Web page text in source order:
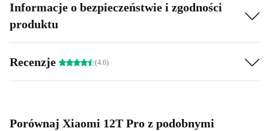
Informacje o bezpieczeństwie i zgodności
produktu
Recenzje (4.6)
Porównaj Xiaomi 12T Pro z podobnymi